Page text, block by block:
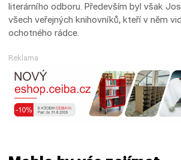
literárního odboru. Především byl však
všech veřejných knihovníků, kteří v něm
ochotného rádce.
Reklama